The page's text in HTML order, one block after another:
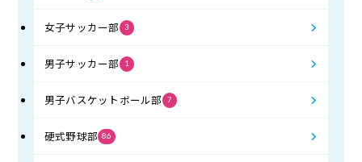
女子サッカー部 3
男子サッカー部 1
男子バスケットボール部 7
硬式野球部 86